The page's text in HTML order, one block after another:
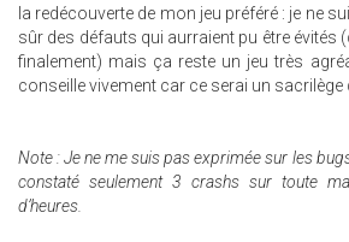
la redécouverte de mon jeu préféré : je ne
sûr des défauts qui aurraient pu être évités
finalement) mais ça reste un jeu très
conseille vivement car ce serai un sacrilège
Note : Je ne me suis pas exprimée sur les bugs
constaté seulement 3 crashs sur toute
d’heures.